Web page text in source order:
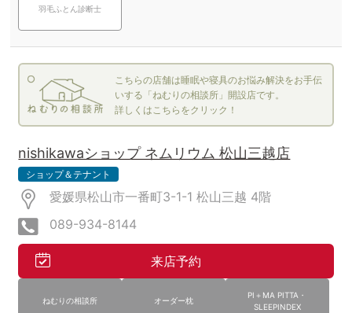
羽毛ふとん診断士
こちらの店舗は睡眠や寝具のお悩み解決をお手伝
いする「ねむりの相談所」開設店です。
詳しくはこちらをクリック！
nishikawaショップ ネムリウム 松山三越店
ショップ＆テナント
愛媛県松山市一番町3-1-1 松山三越 4階
089-934-8144
来店予約
ねむりの相談所 オーダー枕
PI＋MA PITTA・
SLEEPINDEX